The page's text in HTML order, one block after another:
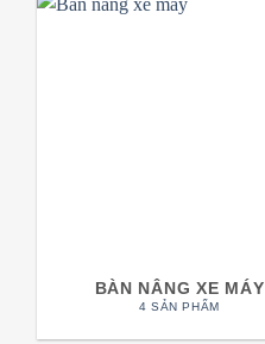
BÀN NÂNG XE MÁY
4 SẢN PHẨM